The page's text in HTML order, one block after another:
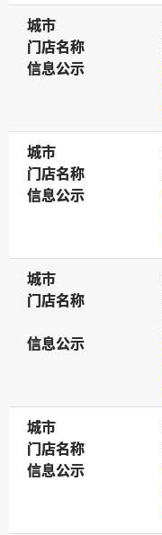
城市
城市
门店名称
门店名称
信息公示
信息公示
城市
城市
门店名称
门店名称
信息公示
信息公示
城市
城市
门店名称
门店名称
信息公示
信息公示
城市
城市
门店名称
门店名称
信息公示
信息公示